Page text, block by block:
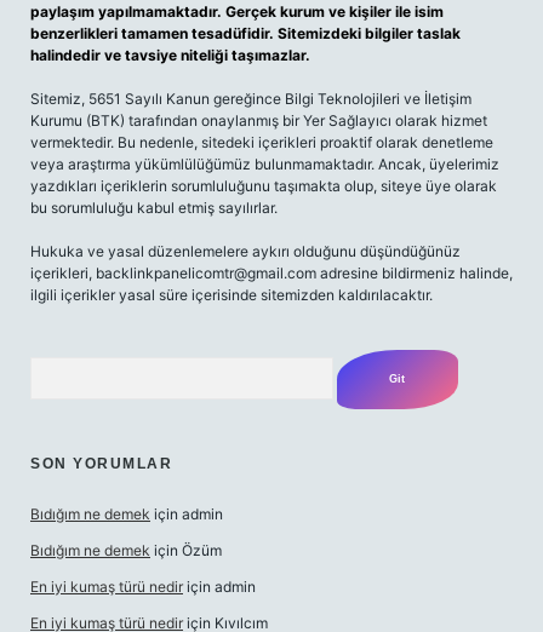
paylaşım yapılmamaktadır. Gerçek kurum ve kişiler ile isim
benzerlikleri tamamen tesadüfidir. Sitemizdeki bilgiler taslak
halindedir ve tavsiye niteliği taşımazlar.
Sitemiz, 5651 Sayılı Kanun gereğince Bilgi Teknolojileri ve İletişim
Kurumu (BTK) tarafından onaylanmış bir Yer Sağlayıcı olarak hizmet
vermektedir. Bu nedenle, sitedeki içerikleri proaktif olarak denetleme
veya araştırma yükümlülüğümüz bulunmamaktadır. Ancak, üyelerimiz
yazdıkları içeriklerin sorumluluğunu taşımakta olup, siteye üye olarak
bu sorumluluğu kabul etmiş sayılırlar.
Hukuka ve yasal düzenlemelere aykırı olduğunu düşündüğünüz
içerikleri, backlinkpanelicomtr@gmail.com adresine bildirmeniz halinde,
ilgili içerikler yasal süre içerisinde sitemizden kaldırılacaktır.
SON YORUMLAR
Bıdığım ne demek için admin
Bıdığım ne demek için Özüm
En iyi kumaş türü nedir için admin
En iyi kumaş türü nedir için Kıvılcım